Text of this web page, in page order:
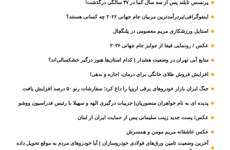
پرنسس تایلند پس از سه سال کما در ۴۷ سالگی درگذشت!
اینفوگرافی/پردرآمدترین مربیان جام جهانی ۲۰۲۶ چه کسانی هستند؟
استایل ورزشکاری مریم معصومی در پلنگچال
عکس / رونمایی فیفا از جوایز جام جهانی ۲۰۲۶
منابع آبی تهران در وضعیت هشدار | کدام استان‌ها هنوز درگیر خشکسالی‌اند؟
افزایش فروش طلای خانگی برای درمان، اجاره و بدهی!
جنگ ایران بازار خودروهای برقی اروپا را داغ کرد؛ سفارشات رنو ۵۰ درصد افزایش یافت
پدیده ای به نام خواهران منصوریان| جزییات درگیری الهه و سهیلا با رئیس فدراسیون ووشو
عکس/ پست جدید زینب سلیمانی پس از حمایت ایران از لبنان
عکس عاشقانه مریم مومن و همسرش
آخرین وضعیت تامین ورق‌های فولادی خودروسازان | آیا خودروهای مردم به موقع تحویل داده